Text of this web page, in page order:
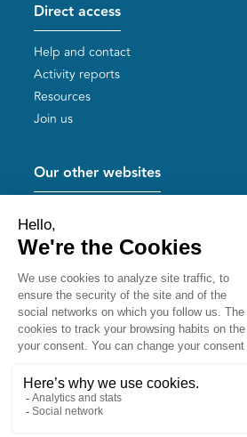
Direct access
Help and contact
Activity reports
Resources
Join us
Our other websites
Mémoires vives
Useful links
Shoah Memorial
The Milles camp
Akadem
mahJ